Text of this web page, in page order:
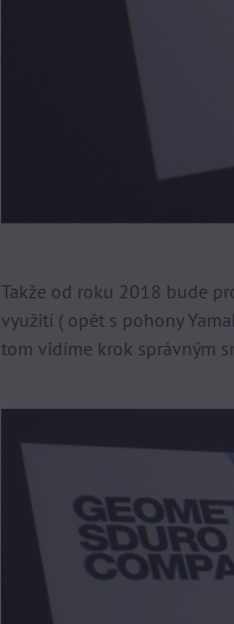
Takže od roku 2018 bude
využití ( opět s pohony
tom vidíme krok správným